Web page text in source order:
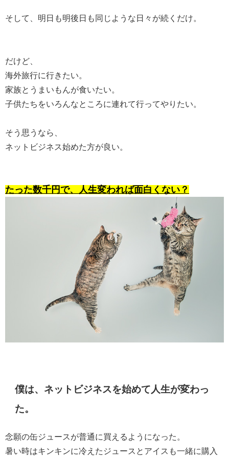
そして、明日も明後日も同じような日々が続くだけ。
だけど、
海外旅行に行きたい。
家族とうまいもんが食いたい。
子供たちをいろんなところに連れて行ってやりたい。
そう思うなら、
ネットビジネス始めた方が良い。
たった数千円で、人生変われば面白くない？
僕は、ネットビジネスを始めて人生が変わっ
た。
念願の缶ジュースが普通に買えるようになった。
暑い時はキンキンに冷えたジュースとアイスも一緒に購入